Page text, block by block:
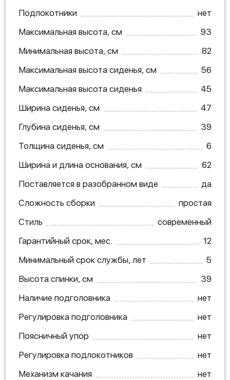
Подлокотники
нет
Максимальная высота, см
93
Минимальная высота, см
82
Максимальная высота сиденья, см
56
Максимальная высота сиденья
45
Ширина сиденья, см
47
Глубина сиденья, см
39
Толщина сиденья, см
6
Ширина и длина основания, см
62
Поставляется в разобранном виде
да
Сложность сборки
простая
Стиль
современный
Гарантийный срок, мес.
12
Минимальный срок службы, лет
5
Высота спинки, см
39
Наличие подголовника
нет
Регулировка подголовника
нет
Поясничный упор
нет
Регулировка подлокотников
нет
Механизм качания
нет